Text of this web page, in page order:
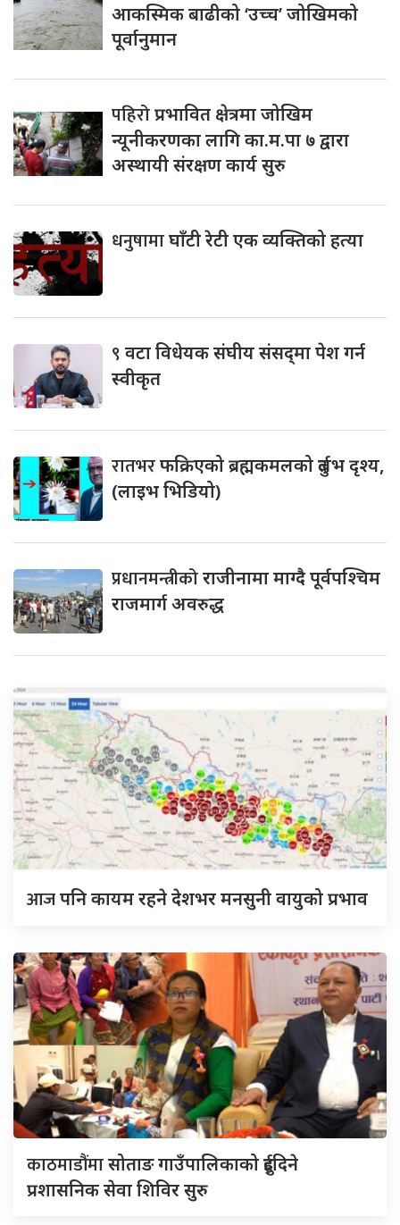
आकस्मिक बाढीको ‘उच्च’ जोखिमको
पूर्वानुमान
पहिरोप्रभावित क्षेत्रमा जोखिम
न्यूनीकरणका लागि का.म.पा ७ द्वारा
अस्थायी संरक्षण कार्य सुरु
धनुषामाघाँटी रेटी एक व्यक्तिको हत्या
९ वटा विधेयक संघीय संसद्‌मा पेश गर्न
स्वीकृत
रातभरफक्रिएको ब्रह्मकमलको दुर्लभ दृश्य,
(लाइभ भिडियो)
प्रधानमन्त्रीकोराजीनामा माग्दै पूर्वपश्चिम
राजमार्ग अवरुद्ध
आजपनि कायम रहने देशभर मनसुनी वायुको प्रभाव
काठमाडौंमासोताङ गाउँपालिकाको दुईदिने
प्रशासनिक सेवा शिविर सुरु